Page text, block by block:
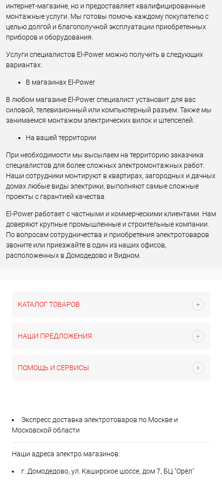
интернет-магазине, но и предоставляет квалифицированные
монтажные услуги. Мы готовы помочь каждому покупателю с
целью долгой и благополучной эксплуатации приобретенных
приборов и оборудования.
Услуги специалистов El-Power можно получить в следующих
вариантах:
В магазинах El-Power
В любом магазине El-Power специалист установит для вас
силовой, телевизионный или компьютерный разъем. Также мы
занимаемся монтажом электрических вилок и штепселей.
На вашей территории
При необходимости мы высылаем на территорию заказчика
специалистов для более сложных электромонтажных работ.
Наши сотрудники монтируют в квартирах, загородных и дачных
домах любые виды электрики, выполняют самые сложные
проекты с гарантией качества.
El-Power работает с частными и коммерческими клиентами. Нам
доверяют крупные промышленные и строительные компании.
По вопросам сотрудничества и приобретения электротоваров
звоните или приезжайте в один из наших офисов,
расположенных в Домодедово и Видном.
КАТАЛОГ ТОВАРОВ
НАШИ ПРЕДЛОЖЕНИЯ
ПОМОЩЬ И СЕРВИСЫ
Экспресс доставка электротоваров по Москве и
Московской области
Наши адреса электро магазинов:
г. Домодедово, ул. Каширское шоссе, дом 7, БЦ "Орёл"